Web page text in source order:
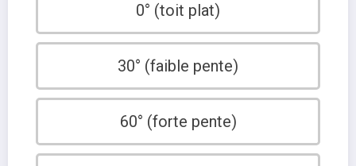
0° (toit plat)
30° (faible pente)
60° (forte pente)